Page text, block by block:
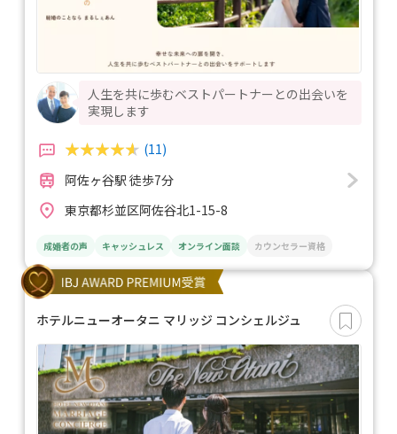
人生を共に歩むベストパートナーとの出会いを
実現します
(11)
阿佐ヶ谷駅 徒歩7分
東京都杉並区阿佐谷北1-15-8
成婚者の声 キャッシュレス オンライン面談 カウンセラー資格
ホテルニューオータニ マリッジ コンシェルジュ